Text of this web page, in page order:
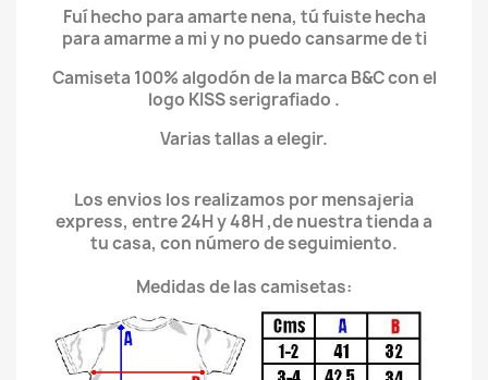
Fuí hecho para amarte nena, tú fuiste hecha
para amarme a mi y no puedo cansarme de ti
Camiseta 100% algodón de la marca B&C con el
logo KISS serigrafiado .
Varias tallas a elegir.
Los envios los realizamos por mensajeria
express, entre 24H y 48H ,de nuestra tienda a
tu casa, con número de seguimiento.
Medidas de las camisetas: